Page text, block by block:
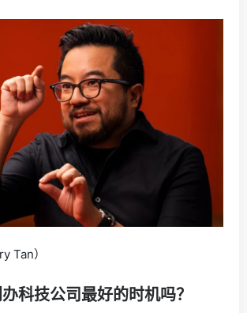
Tan）
科技公司最好的时机吗？